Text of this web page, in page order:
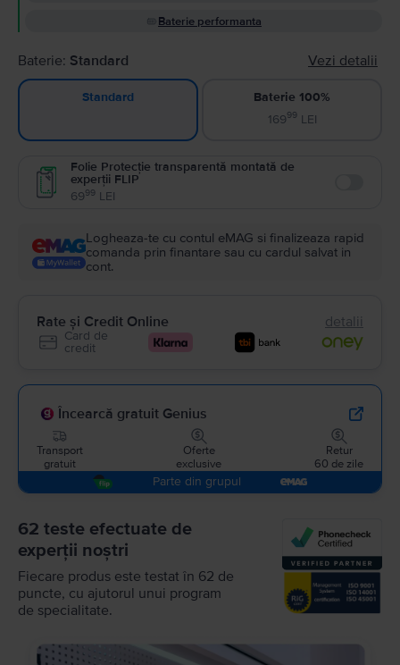
Baterie performanta
Baterie: Standard Vezi detalii
Standard
Baterie 100%
16999LEI
Folie Protecție transparentă montată de
experții FLIP
6999 LEI
Logheaza-te cu contul eMAG si finalizeaza rapid
comanda prin finantare sau cu cardul salvat in
cont.
Rate și Credit Online detalii
Card de
credit
Încearcă gratuit Genius
Transport
gratuit
Oferte
exclusive
Retur
60 de zile
Parte din grupul
62 teste efectuate de
experții noștri
Fiecare produs este testat în 62 de
puncte, cu ajutorul unui program
de specialitate.